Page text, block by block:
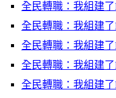
全民轉職：我組建
全民轉職：我組建
全民轉職：我組建
全民轉職：我組建
全民轉職：我組建